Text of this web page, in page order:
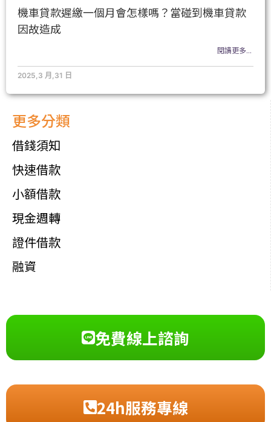
更多分類
借錢須知
快速借款
小額借款
現金週轉
證件借款
融資
機車貸款遲繳一個月會怎樣嗎？當碰到機車貸款
因故造成
閱讀更多...
2025,3 月,31 日
免費線上諮詢
24h服務專線